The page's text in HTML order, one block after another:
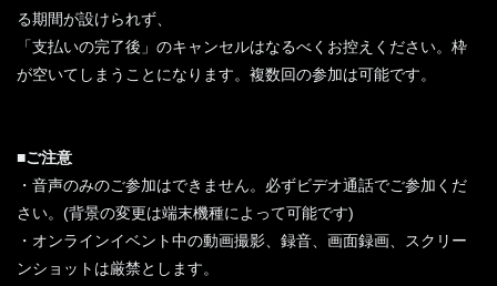
る期間が設けられず、
「支払いの完了後」のキャンセルはなるべくお控えください。枠
が空いてしまうことになります。複数回の参加は可能です。
■ご注意
・音声のみのご参加はできません。必ずビデオ通話でご参加くだ
さい。(背景の変更は端末機種によって可能です)
・オンラインイベント中の動画撮影、録音、画面録画、スクリー
ンショットは厳禁とします。